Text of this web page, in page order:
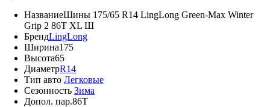
НазваниеШины 175/65 R14 LingLong Green-Max Winter
Grip 2 86T XL Ш
БрендLingLong
Ширина175
Высота65
ДиаметрR14
Тип авто Легковые
Сезонность Зима
Допол. пар.86T